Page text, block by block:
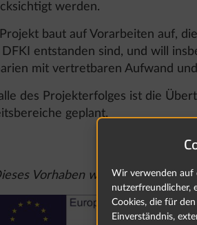
Wir verwenden auf
nutzerfreundlicher,
Cookies, die für
Einverständnis,
werden.
baut auf Vorarbeiten auf,
DFKI entstanden sind, und will
mit vertretbaren Aufwand
des Projekterfolges ist die
geplant.
Vorhaben wurde aus Mitteln